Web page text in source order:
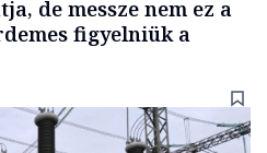
de messze nem ez a
figyelniük a